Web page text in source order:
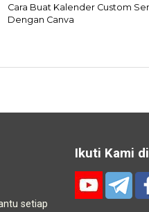
Cara Buat Kalender Custom
Dengan Canva
setiap
Ikuti Kami